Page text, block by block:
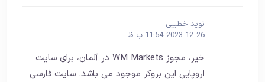
نوید خطیبی
2023-12-26 11:54 ب.ظ
خیر، مجوز WM Markets در آلمان، برای سایت
اروپایی این بروکر موجود می باشد. سایت فارسی